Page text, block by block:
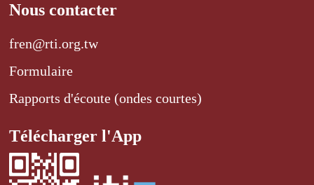
Nous contacter
fren@rti.org.tw
Formulaire
Rapports d'écoute (ondes courtes)
Télécharger l'App